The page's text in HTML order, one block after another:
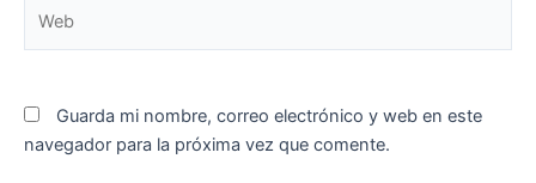
Guarda mi nombre, correo electrónico y web en este
navegador para la próxima vez que comente.